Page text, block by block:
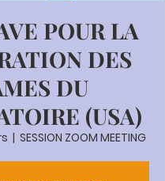
POUR LA
DES
DU
(USA)
  |
SESSION ZOOM MEETING